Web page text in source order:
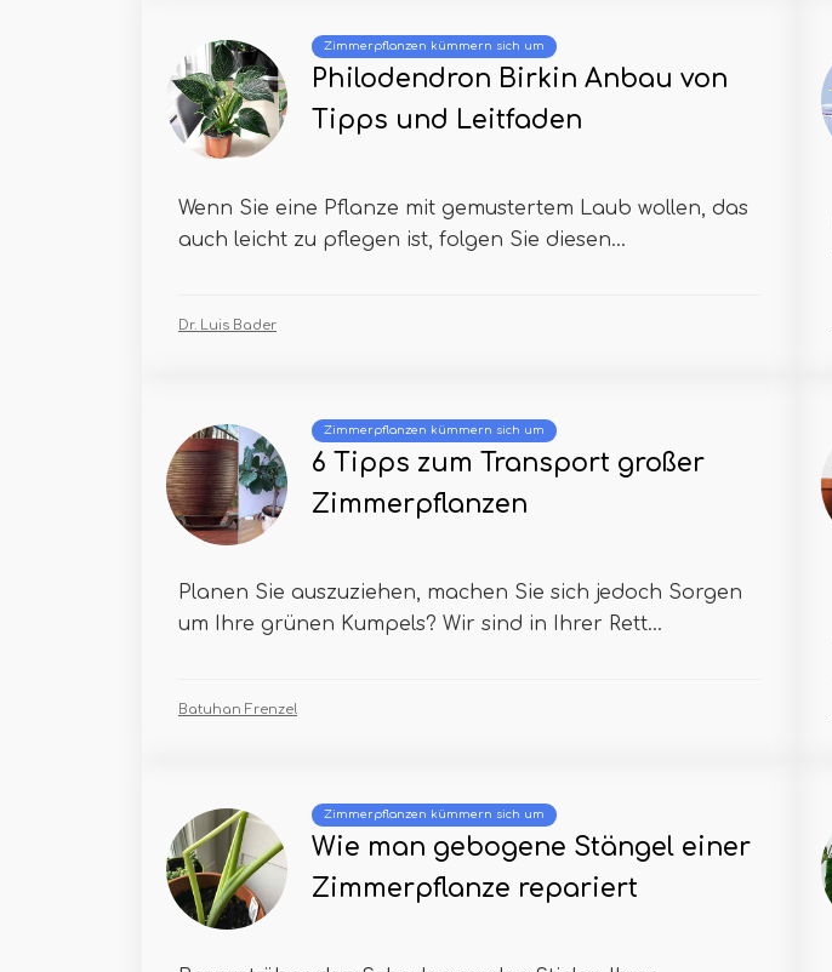
Zimmerpflanzen kümmern sich um
Philodendron Birkin Anbau von
Tipps und Leitfaden
Wenn Sie eine Pflanze mit gemustertem Laub wollen, das
auch leicht zu pflegen ist, folgen Sie diesen...
Dr. Luis Bader
Zimmerpflanzen kümmern sich um
6 Tipps zum Transport großer
Zimmerpflanzen
Planen Sie auszuziehen, machen Sie sich jedoch Sorgen
um Ihre grünen Kumpels? Wir sind in Ihrer Rett...
Batuhan Frenzel
Zimmerpflanzen kümmern sich um
Wie man gebogene Stängel einer
Zimmerpflanze repariert